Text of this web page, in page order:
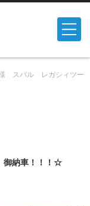
スバル レガシィツー
納車！！！☆